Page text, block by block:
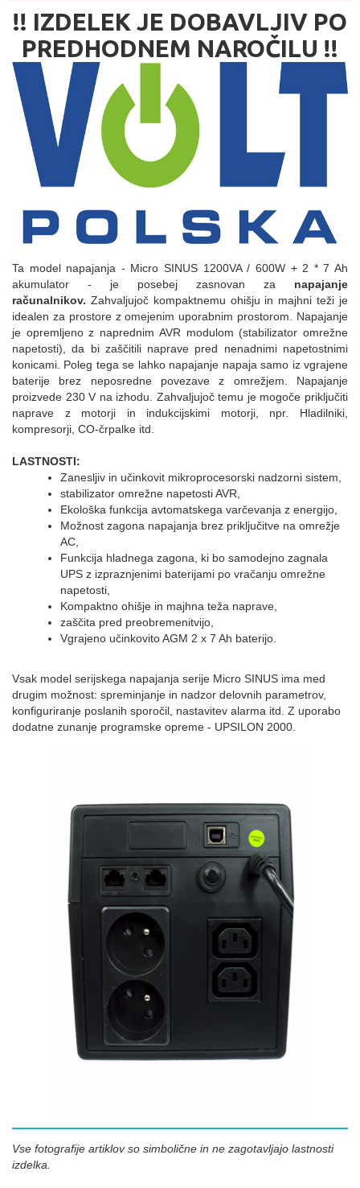
!! IZDELEK JE DOBAVLJIV PO
PREDHODNEM NAROČILU !!
Ta model napajanja - Micro SINUS 1200VA / 600W + 2 * 7 Ah
akumulator - je posebej zasnovan za napajanje
računalnikov. Zahvaljujoč kompaktnemu ohišju in majhni teži je
idealen za prostore z omejenim uporabnim prostorom. Napajanje
je opremljeno z naprednim AVR modulom (stabilizator omrežne
napetosti), da bi zaščitili naprave pred nenadnimi napetostnimi
konicami. Poleg tega se lahko napajanje napaja samo iz vgrajene
baterije brez neposredne povezave z omrežjem. Napajanje
proizvede 230 V na izhodu. Zahvaljujoč temu je mogoče priključiti
naprave z motorji in indukcijskimi motorji, npr. Hladilniki,
kompresorji, CO-črpalke itd.
LASTNOSTI:
Zanesljiv in učinkovit mikroprocesorski nadzorni sistem,
stabilizator omrežne napetosti AVR,
Ekološka funkcija avtomatskega varčevanja z energijo,
Možnost zagona napajanja brez priključitve na omrežje
AC,
Funkcija hladnega zagona, ki bo samodejno zagnala
UPS z izpraznjenimi baterijami po vračanju omrežne
napetosti,
Kompaktno ohišje in majhna teža naprave,
zaščita pred preobremenitvijo,
Vgrajeno učinkovito AGM 2 x 7 Ah baterijo.
Vsak model serijskega napajanja serije Micro SINUS ima med
drugim možnost: spreminjanje in nadzor delovnih parametrov,
konfiguriranje poslanih sporočil, nastavitev alarma itd. Z uporabo
dodatne zunanje programske opreme - UPSILON 2000.
Vse fotografije artiklov so simbolične in ne zagotavljajo lastnosti
izdelka.